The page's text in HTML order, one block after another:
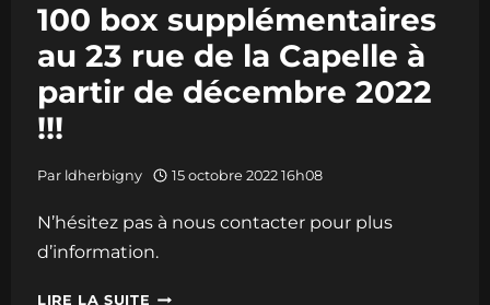
100 box supplémentaires
au 23 rue de la Capelle à
partir de décembre 2022
!!!
Par ldherbigny 15 octobre 2022 16h08
N’hésitez pas à nous contacter pour plus
d’information.
LIRE LA SUITE 100